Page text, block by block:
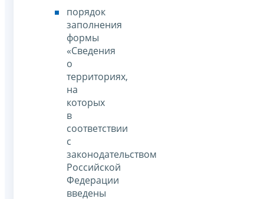
порядок
заполнения
формы
«Сведения
о
территориях,
на
которых
в
соответствии
с
законодательством
Российской
Федерации
введены